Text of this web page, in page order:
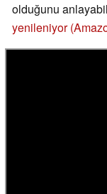
olduğunu
yenileniyor